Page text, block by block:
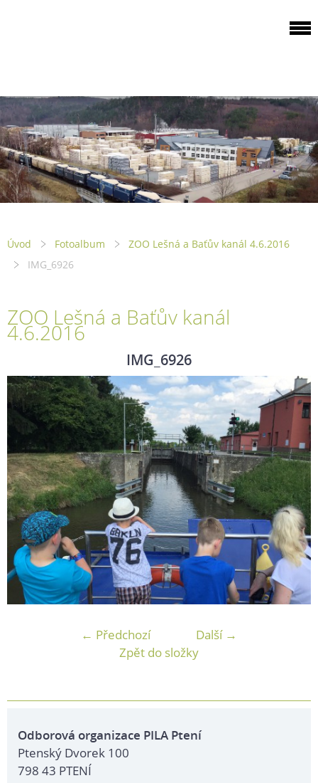
Úvod Fotoalbum
ZOO Lešná a Baťův kanál 4.6.2016
IMG_6926
ZOO Lešná a Baťův kanál
4.6.2016
IMG_6926
← Předchozí
Další →
Zpět do složky
Odborová organizace PILA Ptení
Ptenský Dvorek 100
798 43 PTENÍ